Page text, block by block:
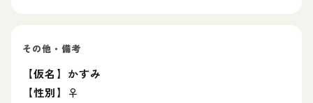
その他・備考
【仮名】かすみ
【性別】♀